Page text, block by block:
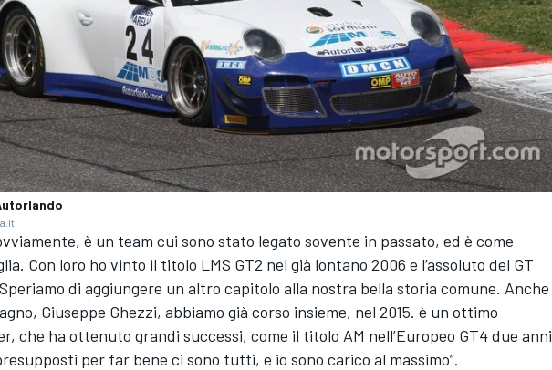
è un team cui sono stato legato sovente in passato, ed è come
Con loro ho vinto il titolo LMS GT2 nel già lontano 2006 e l’assoluto del GT
di aggiungere un altro capitolo alla nostra bella storia comune. Anche
Giuseppe Ghezzi, abbiamo già corso insieme, nel 2015. è un ottimo
che ha ottenuto grandi successi, come il titolo AM nell’Europeo GT4 due anni
per far bene ci sono tutti, e io sono carico al massimo”.